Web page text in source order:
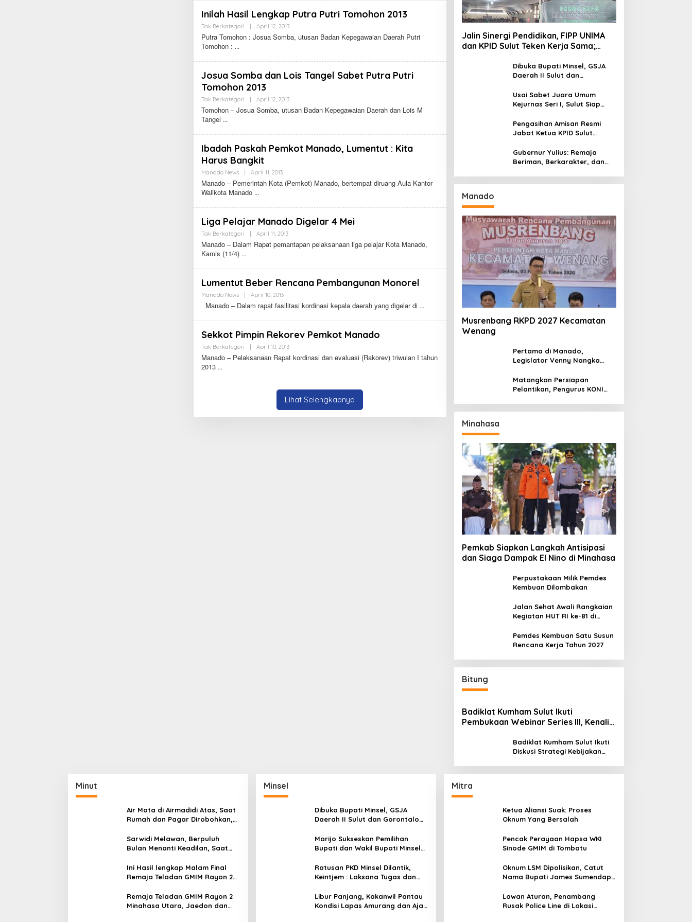
Inilah Hasil Lengkap Putra Putri Tomohon 2013
Tak Berkategori April 12, 2013O
E
Putra Tomohon : Josua Somba, utusan Badan Kepegawaian Daerah Putri
Tomohon :
Josua Somba dan Lois Tangel Sabet Putra Putri
Tomohon 2013
Tak Berkategori April 12, 2013O
E
Tomohon – Josua Somba, utusan Badan Kepegawaian Daerah dan Lois M
Tangel
Ibadah Paskah Pemkot Manado, Lumentut : Kita
Harus Bangkit
Manado News April 11, 2013O
E
Manado – Pemerintah Kota (Pemkot) Manado, bertempat diruang Aula Kantor
Walikota Manado
Liga Pelajar Manado Digelar 4 Mei
Tak Berkategori April 11, 2013O
E
Manado – Dalam Rapat pemantapan pelaksanaan liga pelajar Kota Manado,
Kamis (11/4)
Lumentut Beber Rencana Pembangunan Monorel
Manado News April 10, 2013O
L
E
Manado – Dalam rapat fasilitasi kordinasi kepala daerah yang digelar di
Sekkot Pimpin Rekorev Pemkot Manado
Tak Berkategori April 10, 2013O
L
E
Manado – Pelaksanaan Rapat kordinasi dan evaluasi (Rakorev) triwulan I tahun
2013
Lihat Selengkapnya
Jalin Sinergi Pendidikan, FIPP UNIMA
dan KPID Sulut Teken Kerja Sama;
Literasi PenyiaranDibuka Bupati Minsel, GSJA
Daerah II Sulut dan
Rakerda di Amurang
Usai Sabet Juara Umum
Kejurnas Seri I, Sulut Siap
Seri II Piala Presiden di
Tompaso
Pengasihan Amisan Resmi
Jabat Ketua KPID Sulut
Gubernur Yulius: Remaja
Beriman, Berkarakter, dan
Manado
Musrenbang RKPD 2027 Kecamatan
Wenang
Pertama di Manado,
Legislator Venny Nangka
Titiwungen Utara
Matangkan Persiapan
Pelantikan, Pengurus KONI
Minahasa
Pemkab Siapkan Langkah Antisipasi
dan Siaga Dampak El Nino di Minahasa
Perpustakaan Milik Pemdes
Kembuan Dilombakan
Jalan Sehat Awali Rangkaian
Kegiatan HUT RI ke-81 di
Pemdes Kembuan Satu Susun
Rencana Kerja Tahun 2027
Bitung
Badiklat Kumham Sulut Ikuti
Pembukaan Webinar Series III, Kenali
Badiklat Kumham Sulut Ikuti
Diskusi Strategi Kebijakan
Minut
Air Mata di Airmadidi Atas, Saat
Rumah dan Pagar Dirobohkan,
Sarwidi Melawan, Berpuluh
Bulan Menanti Keadilan, Saat
Harapan Diuji
Ini Hasil lengkap Malam Final
Remaja Teladan GMIM Rayon 2
Remaja Teladan GMIM Rayon 2
Minahasa Utara, Jaedon dan
Minsel
Dibuka Bupati Minsel, GSJA
Daerah II Sulut dan Gorontalo
Amurang
Marijo Sukseskan Pemilihan
Bupati dan Wakil Bupati Minsel
Ratusan PKD Minsel Dilantik,
Keintjem : Laksana Tugas dan
Libur Panjang, Kakanwil Pantau
Kondisi Lapas Amurang dan Ajak
Mitra
Ketua Aliansi Suak: Proses
Oknum Yang Bersalah
Pencak Perayaan Hapsa WKI
Sinode GMIM di Tombatu
Oknum LSM Dipolisikan, Catut
Nama Bupati James Sumendap
Lawan Aturan, Penambang
Rusak Police Line di Lokasi